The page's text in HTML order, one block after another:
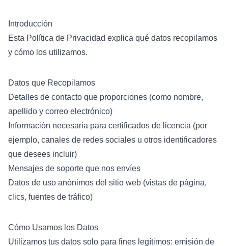
Introducción
Esta Política de Privacidad explica qué datos recopilamos
y cómo los utilizamos.
Datos que Recopilamos
Detalles de contacto que proporciones (como nombre,
apellido y correo electrónico)
Información necesaria para certificados de licencia (por
ejemplo, canales de redes sociales u otros identificadores
que desees incluir)
Mensajes de soporte que nos envíes
Datos de uso anónimos del sitio web (vistas de página,
clics, fuentes de tráfico)
Cómo Usamos los Datos
Utilizamos tus datos solo para fines legítimos: emisión de